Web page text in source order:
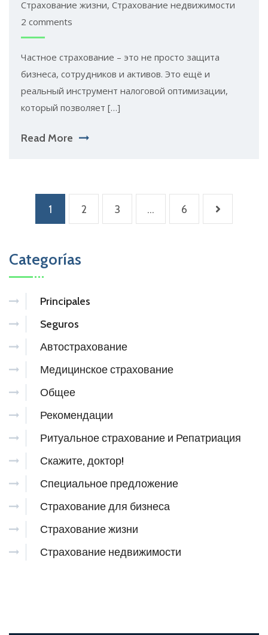
Страхование жизни, Страхование недвижимости
2 comments
Частное страхование – это не просто защита
бизнеса, сотрудников и активов. Это ещё и
реальный инструмент налоговой оптимизации,
который позволяет […]
Read More
Paginación
entradas
1 2 3 … 6
Categorías
Principales
Seguros
Автострахование
Медицинское страхование
Общее
Рекомендации
Ритуальное страхование и Репатриация
Скажите, доктор!
Специальное предложение
Страхование для бизнеса
Страхование жизни
Страхование недвижимости